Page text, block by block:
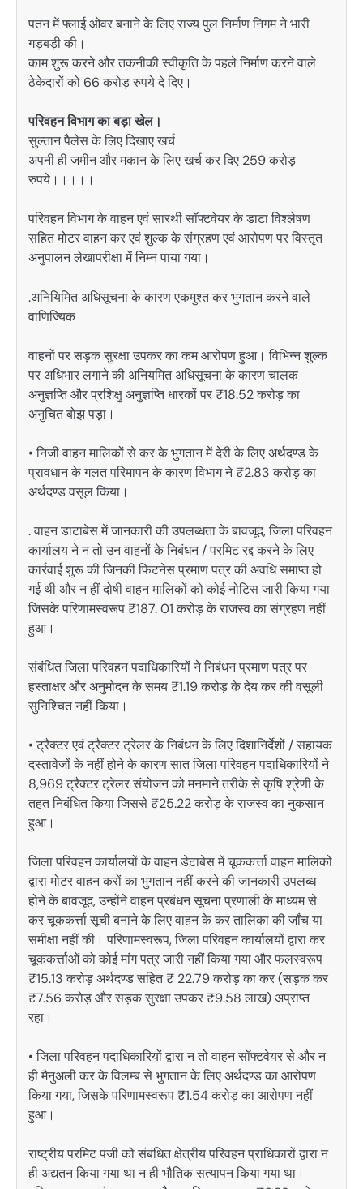
पतन में फ्लाई ओवर बनाने के लिए राज्य पुल निर्माण निगम ने भारी
गड़बड़ी की।
काम शुरू करने और तकनीकी स्वीकृति के पहले निर्माण करने वाले
ठेकेदारों को 66 करोड़ रुपये दे दिए।
परिवहन विभाग का बड़ा खेल।
सुल्तान पैलेस के लिए दिखाए खर्च
अपनी ही जमीन और मकान के लिए खर्च कर दिए 259 करोड़
रुपये।।।।।
परिवहन विभाग के वाहन एवं सारथी सॉफ्टवेयर के डाटा विश्लेषण
सहित मोटर वाहन कर एवं शुल्क के संग्रहण एवं आरोपण पर विस्तृत
अनुपालन लेखापरीक्षा में निम्न पाया गया।
.अनियिमित अधिसूचना के कारण एकमुश्त कर भुगतान करने वाले
वाणिज्यिक
वाहनों पर सड़क सुरक्षा उपकर का कम आरोपण हुआ। विभिन्न शुल्क
पर अधिभार लगाने की अनियमित अधिसूचना के कारण चालक
अनुज्ञप्ति और प्रशिक्षु अनुज्ञप्ति धारकों पर ₹18.52 करोड़ का
अनुचित बोझ पड़ा।
• निजी वाहन मालिकों से कर के भुगतान में देरी के लिए अर्थदण्ड के
प्रावधान के गलत परिमापन के कारण विभाग ने ₹2.83 करोड़ का
अर्थदण्ड वसूल किया।
. वाहन डाटाबेस में जानकारी की उपलब्धता के बावजूद, जिला परिवहन
कार्यालय ने न तो उन वाहनों के निबंधन / परमिट रद्द करने के लिए
कार्रवाई शुरू की जिनकी फिटनेस प्रमाण पत्र की अवधि समाप्त हो
गई थी और न हीं दोषी वाहन मालिकों को कोई नोटिस जारी किया गया
जिसके परिणामस्वरूप ₹187. 01 करोड़ के राजस्व का संग्रहण नहीं
हुआ।
संबंधित जिला परिवहन पदाधिकारियों ने निबंधन प्रमाण पत्र पर
हस्ताक्षर और अनुमोदन के समय ₹1.19 करोड़ के देय कर की वसूली
सुनिश्चित नहीं किया।
• ट्रैक्टर एवं ट्रैक्टर ट्रेलर के निबंधन के लिए दिशानिर्देशों / सहायक
दस्तावेजों के नहीं होने के कारण सात जिला परिवहन पदाधिकारियों ने
8,969 ट्रैक्टर ट्रेलर संयोजन को मनमाने तरीके से कृषि श्रेणी के
तहत निबंधित किया जिससे ₹25.22 करोड़ के राजस्व का नुकसान
हुआ।
जिला परिवहन कार्यालयों के वाहन डेटाबेस में चूककर्त्ता वाहन मालिकों
द्वारा मोटर वाहन करों का भुगतान नहीं करने की जानकारी उपलब्ध
होने के बावजूद, उन्होंने वाहन प्रबंधन सूचना प्रणाली के माध्यम से
कर चूककर्त्ता सूची बनाने के लिए वाहन के कर तालिका की जाँच या
समीक्षा नहीं की। परिणामस्वरूप, जिला परिवहन कार्यालयों द्वारा कर
चूककर्त्ताओं को कोई मांग पत्र जारी नहीं किया गया और फलस्वरूप
₹15.13 करोड़ अर्थदण्ड सहित ₹ 22.79 करोड़ का कर (सड़क कर
₹7.56 करोड़ और सड़क सुरक्षा उपकर ₹9.58 लाख) अप्राप्त
रहा।
• जिला परिवहन पदाधिकारियों द्वारा न तो वाहन सॉफ्टवेयर से और न
ही मैनुअली कर के विलम्ब से भुगतान के लिए अर्थदण्ड का आरोपण
किया गया, जिसके परिणामस्वरूप ₹1.54 करोड़ का आरोपण नहीं
हुआ।
राष्ट्रीय परमिट पंजी को संबंधित क्षेत्रीय परिवहन प्राधिकारों द्वारा न
ही अद्यतन किया गया था न ही भौतिक सत्यापन किया गया था।